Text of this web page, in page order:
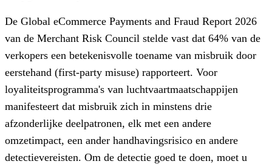
De Global eCommerce Payments and Fraud Report 2026
van de Merchant Risk Council stelde vast dat 64% van de
verkopers een betekenisvolle toename van misbruik door
eerstehand (first-party misuse) rapporteert. Voor
loyaliteitsprogramma's van luchtvaartmaatschappijen
manifesteert dat misbruik zich in minstens drie
afzonderlijke deelpatronen, elk met een andere
omzetimpact, een ander handhavingsrisico en andere
detectievereisten. Om de detectie goed te doen, moet u